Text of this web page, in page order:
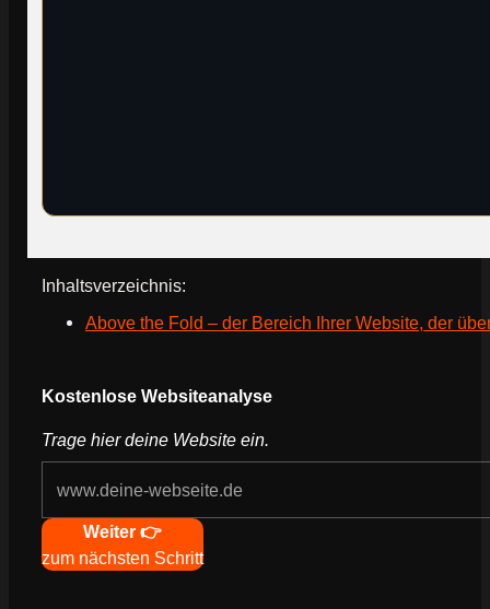
Inhaltsverzeichnis:
Above the Fold – der Bereich Ihrer Website, der
Kostenlose Websiteanalyse
Trage hier deine Website ein.
NavigationWeiter 👉
zum nächsten Schritt